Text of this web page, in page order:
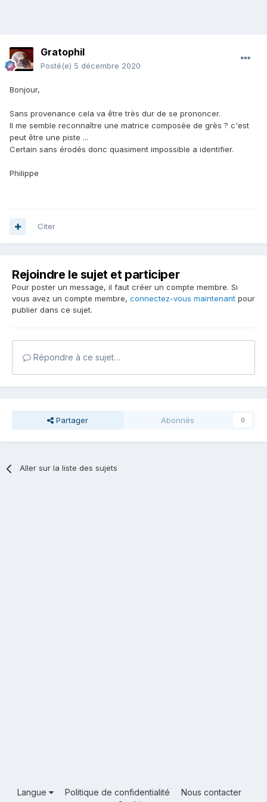
Gratophil
Posté(e) 5 décembre 2020
Bonjour,
Sans provenance cela va être très dur de se prononcer.
Il me semble reconnaître une matrice composée de grès ? c'est
peut être une piste ...
Certain sans érodés donc quasiment impossible a identifier.
Philippe
Citer
Rejoindre le sujet et participer
Pour poster un message, il faut créer un compte membre. Si
vous avez un compte membre, connectez-vous maintenant pour
publier dans ce sujet.
Répondre à ce sujet…
Partager Abonnés 0
Aller sur la liste des sujets
Langue Politique de confidentialité
Nous contacter